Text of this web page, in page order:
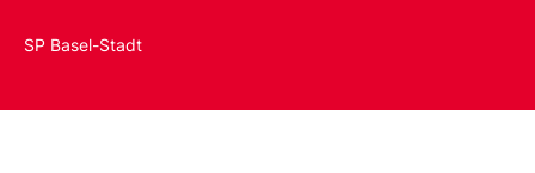
SP Basel-Stadt